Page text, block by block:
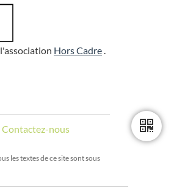
Hors Cadre.
Contactez-nous
les textes de ce site sont sous